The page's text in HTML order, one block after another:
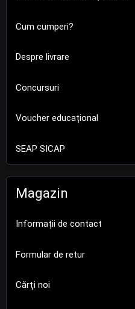
Cum cumperi?
Despre livrare
Concursuri
Voucher educațional
SEAP SICAP
Magazin
Informații de contact
Formular de retur
Cărţi noi